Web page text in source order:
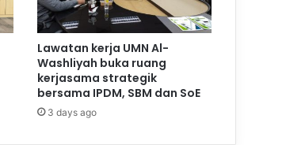
Lawatan kerja UMN Al-
Washliyah buka ruang
kerjasama strategik
bersama IPDM, SBM dan SoE
3 days ago